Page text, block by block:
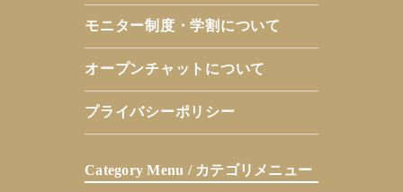
モニター制度・学割について
オープンチャットについて
プライバシーポリシー
Category Menu / カテゴリメニュー